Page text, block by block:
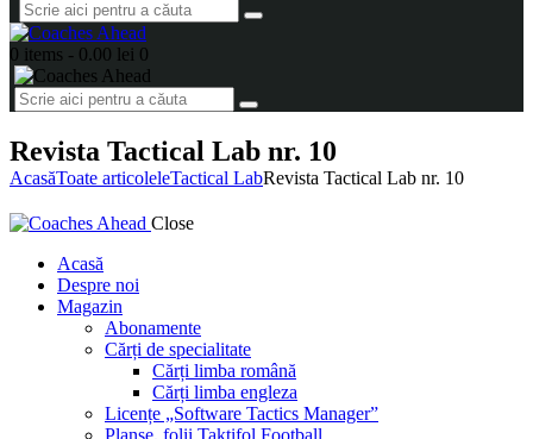
0 items - 0.00 lei 0
Revista Tactical Lab nr. 10
AcasăToate articoleleTactical LabRevista Tactical Lab nr. 10
Close
Acasă
Despre noi
Magazin
Abonamente
Cărți de specialitate
Cărți limba română
Cărți limba engleza
Licențe „Software Tactics Manager”
Planșe, folii Taktifol Football